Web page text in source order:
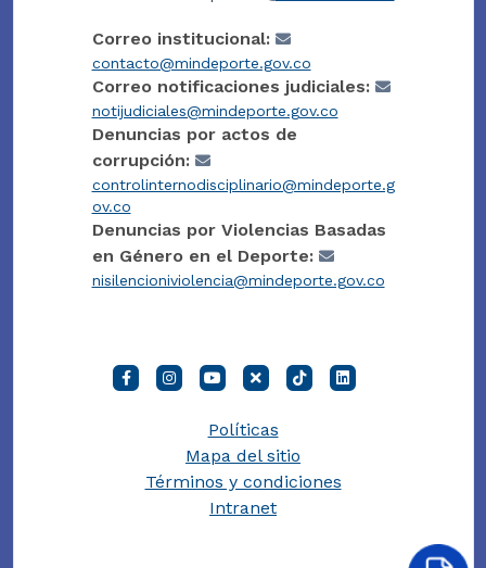
Correo institucional:
contacto@mindeporte.gov.co
Correo notificaciones judiciales:
notijudiciales@mindeporte.gov.co
Denuncias por actos de
corrupción:
controlinternodisciplinario@mindeporte.g
ov.co
Denuncias por Violencias Basadas
en Género en el Deporte:
nisilencioniviolencia@mindeporte.gov.co
Políticas
Mapa del sitio
Términos y condiciones
Intranet